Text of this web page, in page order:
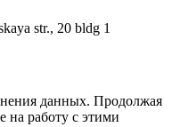
str., 20 bldg 1
данных. Продолжая
на работу с этими